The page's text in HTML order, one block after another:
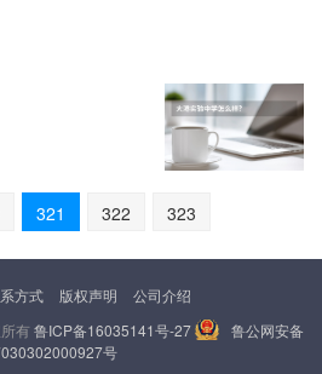
321 322 323
方式 版权声明
公司介绍
有鲁ICP备16035141号-27
鲁公网安备
号